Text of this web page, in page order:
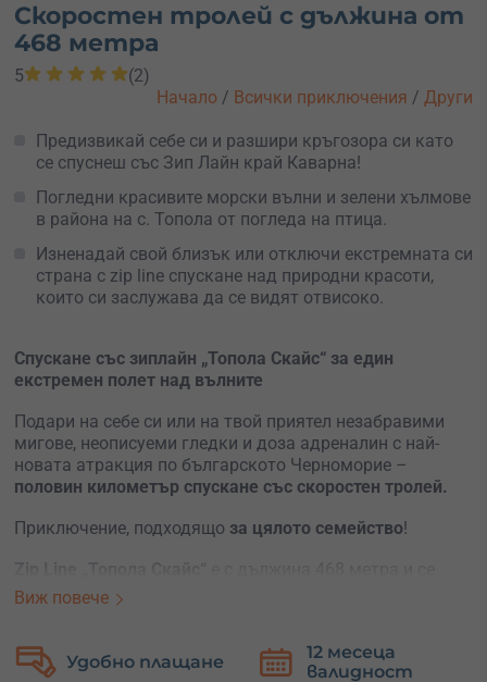
Скоростен тролей с дължина от
468 метра
5
(2)
Начало / Всички приключения / Други
Предизвикай себе си и разшири кръгозора си като
се спуснеш със Зип Лайн край Каварна!
Погледни красивите морски вълни и зелени хълмове
в района на с. Топола от погледа на птица.
Изненадай свой близък или отключи екстремната си
страна с zip line спускане над природни красоти,
които си заслужава да се видят отвисоко.
Спускане със зиплайн „Топола Скайс“ за един
екстремен полет над вълните
Подари на себе си или на твой приятел незабравими
мигове, неописуеми гледки и доза адреналин с най-
новата атракция по българското Черноморие –
половин километър спускане със скоростен тролей.
Приключение, подходящо за цялото семейство!
спуска над една изключителна местност между склона
емоция.
Виж повече
12 месеца
валидност
Безплатна
замяна